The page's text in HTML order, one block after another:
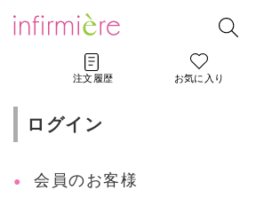
注文履歴 お気に入り
ログイン
会員のお客様